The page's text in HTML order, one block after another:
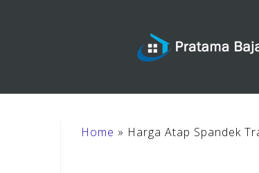
Home » Harga Atap Spandek